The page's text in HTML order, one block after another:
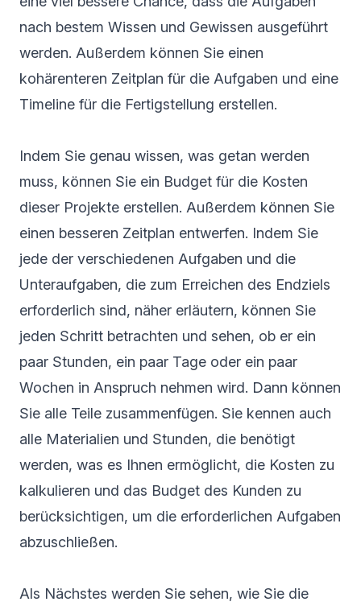
nach bestem Wissen und Gewissen ausgeführt
werden. Außerdem können Sie einen
kohärenteren Zeitplan für die Aufgaben und eine
Timeline für die Fertigstellung erstellen.
Indem Sie genau wissen, was getan werden
muss, können Sie ein Budget für die Kosten
dieser Projekte erstellen. Außerdem können Sie
einen besseren Zeitplan entwerfen. Indem Sie
jede der verschiedenen Aufgaben und die
Unteraufgaben, die zum Erreichen des Endziels
erforderlich sind, näher erläutern, können Sie
jeden Schritt betrachten und sehen, ob er ein
paar Stunden, ein paar Tage oder ein paar
Wochen in Anspruch nehmen wird. Dann können
Sie alle Teile zusammenfügen. Sie kennen auch
alle Materialien und Stunden, die benötigt
werden, was es Ihnen ermöglicht, die Kosten zu
kalkulieren und das Budget des Kunden zu
berücksichtigen, um die erforderlichen Aufgaben
abzuschließen.
Als Nächstes werden Sie sehen, wie Sie die